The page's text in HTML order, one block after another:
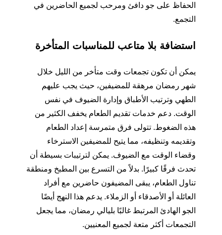
الحفاظ على جو دافئ ومرحب لجميع الحاضرين في
التجمع.
استضافة بلا متاعب للمناسبات المتأخرة
يمكن أن تكون تجمعات وقت متأخر من الليل خلال
شهر رمضان مرهقة للمضيفين، حيث يجب عليهم
الطهي وترتيب الأطباق وإدارة الضيوف في نفس
الوقت. دعم خدمات تقديم الطعام يخفف الكثير من
هذه الضغوط. تتولى فرق متمرسة إعداد الطعام
وتقديمه وتنظيفه، مما يتيح للمضيفين الاسترخاء
وقضاء الوقت مع الضيوف. يمكن لترتيبات بسيطة أن
تحدث فرقًا كبيرًا. بدلاً من التسرع بين المطبخ ومنطقة
تناول الطعام، يبقى المضيفون حاضرين مع أفراد
العائلة أو الأصدقاء أو الزملاء. يدعم هذا النهج أيضًا
الجو الهادئ المرتبط غالبًا بليالي رمضان، مما يجعل
التجمعات أكثر متعة لجميع المعنيين.